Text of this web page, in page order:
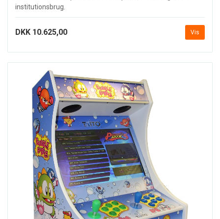
institutionsbrug.
DKK 10.625,00 Vis